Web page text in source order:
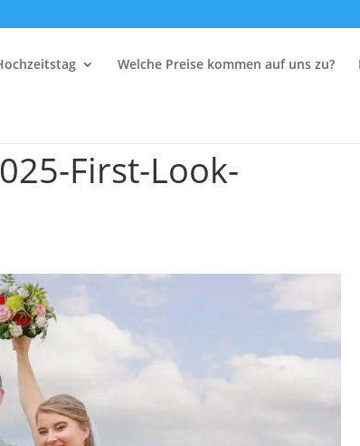
Welche Preise kommen auf uns zu?
First-Look-